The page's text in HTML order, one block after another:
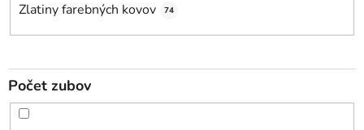
Zlatiny farebných kovov 74
Počet zubov